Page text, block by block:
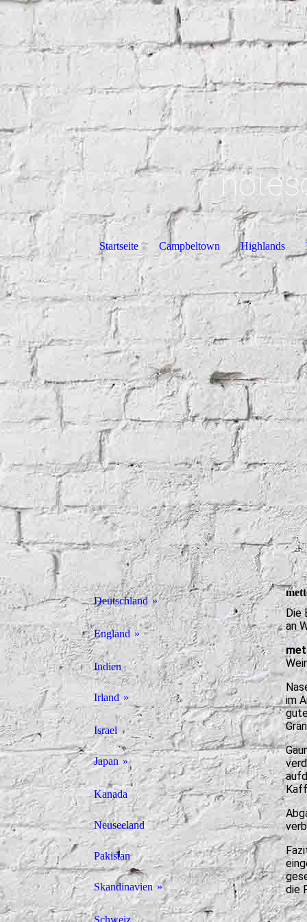
Startseite Campbeltown Highlands
Deutschland
Augustus
Alpirsbacher
Aureum
Ayrer's
Bosch Gelber Fels
Brigantia
Coillmór
Danne's
DeCavo
Dolleruper Destille
England
The English Whisky Company
Indien
Irland
Ballykeefe
Bushmills
Clonakilty
Connacht
Grace O'Malley
Knappogue Castle
Micil
Israel
Japan
Nikka
Mars Shinshu
Kanada
Neuseeland
Pakistan
Skandinavien
Braunstein (Dänemark)
Schweiz
Die
an
im
die